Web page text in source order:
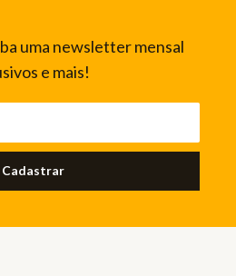
uma newsletter mensal
e mais!
Cadastrar